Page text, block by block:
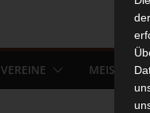
VEREINE